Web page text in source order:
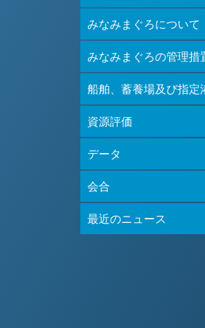
みなみまぐろについて
みなみまぐろの管理措
船舶、蓄養場及び指定
資源評価
データ
会合
最近のニュース